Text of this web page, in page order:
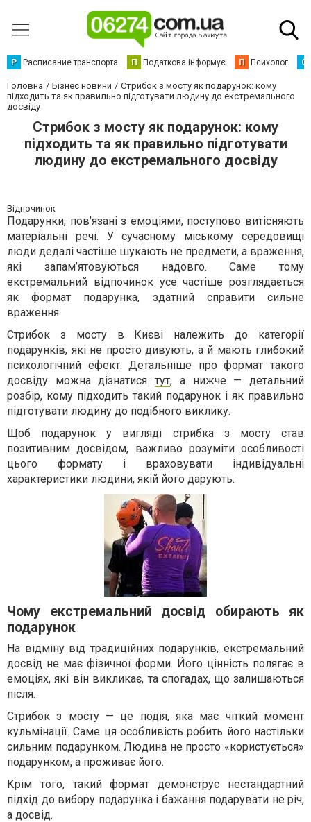
Р Расписание транспорта П Податкова інформує П Психолог С
Головна Бізнес новини
Стрибок з мосту як подарунок: кому
підходить та як правильно підготувати людину до екстремального
досвіду
Стрибок з мосту як подарунок: кому
підходить та як правильно підготувати
людину до екстремального досвіду
Відпочинок
Подарунки, пов’язані з емоціями, поступово витісняють
матеріальні речі. У сучасному міському середовищі
люди дедалі частіше шукають не предмети, а враження,
які запам’ятовуються надовго. Саме тому
екстремальний відпочинок усе частіше розглядається
як формат подарунка, здатний справити сильне
враження.
Стрибок з мосту в Києві належить до категорії
подарунків, які не просто дивують, а й мають глибокий
психологічний ефект. Детальніше про формат такого
досвіду можна дізнатисятут, а нижче — детальний
розбір, кому підходить такий подарунок і як правильно
підготувати людину до подібного виклику.
Щоб подарунок у вигляді стрибка з мосту став
позитивним досвідом, важливо розуміти особливості
цього формату і враховувати індивідуальні
характеристики людини, якій його дарують.
Чому екстремальний досвід обирають як
подарунок
На відміну від традиційних подарунків, екстремальний
досвід не має фізичної форми. Його цінність полягає в
емоціях, які він викликає, та спогадах, що залишаються
після.
Стрибок з мосту — це подія, яка має чіткий момент
кульмінації. Саме ця особливість робить його настільки
сильним подарунком. Людина не просто «користується»
подарунком, а проживає його.
Крім того, такий формат демонструє нестандартний
підхід до вибору подарунка і бажання подарувати не річ,
а досвід.